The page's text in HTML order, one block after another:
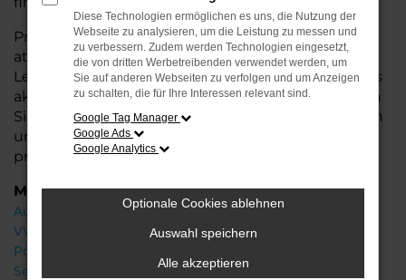
Profitieren Sie von zusätzlichen Services wie
attraktiven Finanzierungsmöglichkeiten,
Leasingangeboten und der Inzahlungnahme Ihres
aktuellen Fahrzeugs. Besuchen Sie uns und lassen
Sie sich von unseren Experten beraten – wir freuen
uns, Ihnen den perfekten Neuwagen zu
präsentieren!
Marken
Audi
VW
Porsche
Seat
Diese Technologien ermöglichen es uns, die Nutzung der
Webseite zu analysieren, um die Leistung zu messen und
zu verbessern. Zudem werden Technologien eingesetzt,
die von dritten Werbetreibenden verwendet werden, um
Sie auf anderen Webseiten zu verfolgen und um Anzeigen
zu schalten, die für Ihre Interessen relevant sind.
Google Tag Manager
Google Ads
Google Analytics
Optionale Cookies ablehnen
Auswahl speichern
Alle akzeptieren